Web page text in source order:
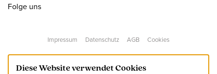
140 CHF 21.00
Folge uns
Impressum Datenschutz AGB Cookies
Diese Website verwendet Cookies